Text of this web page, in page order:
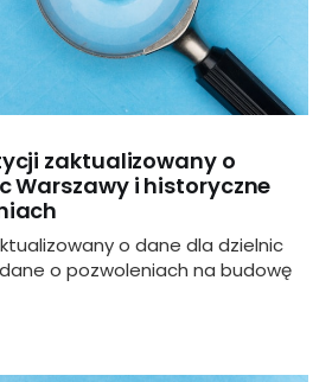
zaktualizowany o
Warszawy i historyczne
o dane dla dzielnic
o pozwoleniach na budowę